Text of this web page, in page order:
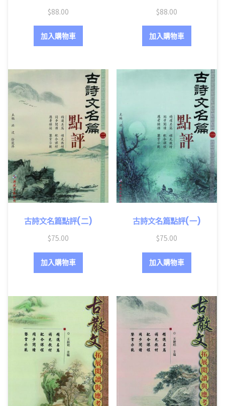
$88.00
加入購物車
$88.00
加入購物車
古詩文名篇點評(二)
$75.00
加入購物車
古詩文名篇點評(一)
$75.00
加入購物車